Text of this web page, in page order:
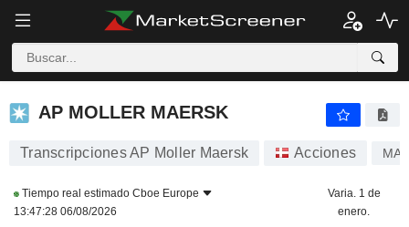
AP MOLLER MAERSK
AP MOLLER MAERSK
Transcripciones AP Moller Maersk Acciones
Tiempo real estimado Cboe Europe
13:47:28 06/08/2026
Varia. 1 de
enero.